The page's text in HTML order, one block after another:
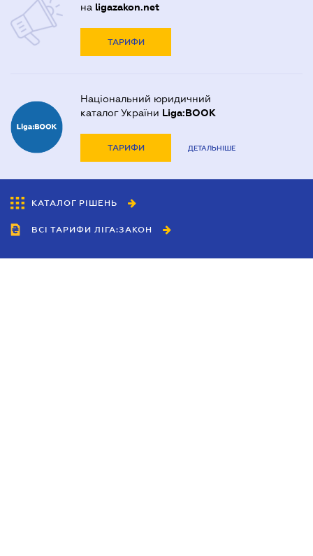
на ligazakon.net
ТАРИФИ
Національний юридичний
каталог України Liga:BOOK
ТАРИФИ ДЕТАЛЬНІШЕ
КАТАЛОГ РІШЕНЬ
ВСІ ТАРИФИ ЛІГА:ЗАКОН